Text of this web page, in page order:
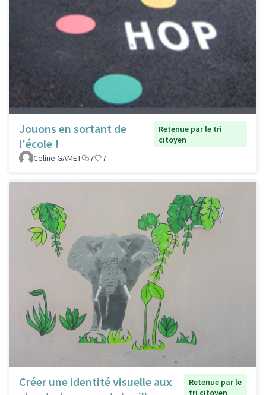
Jouons en sortant de
l'école !
Retenue par le tri
citoyen
Celine GAMET
7 7
Créer une identité visuelle aux
Retenue par le
tri citoyen